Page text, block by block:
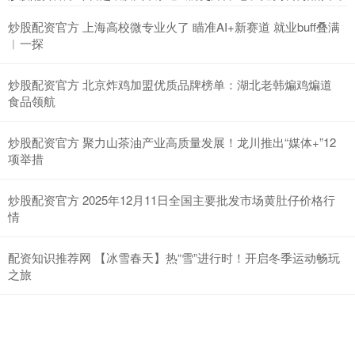
炒股配资官方 上海高校微专业火了 瞄准AI+新赛道 就业buff叠满
︱一探
炒股配资官方 北京炸鸡加盟优质品牌榜单：湖北老韩煸鸡煸道
食品领航
炒股配资官方 聚力山茶油产业高质量发展！龙川推出“媒体+”12
项举措
炒股配资官方 2025年12月11日全国主要批发市场黄肚仔价格行
情
配资知识推荐网 【冰雪春天】热“雪”进行时！开启冬季运动畅玩
之旅